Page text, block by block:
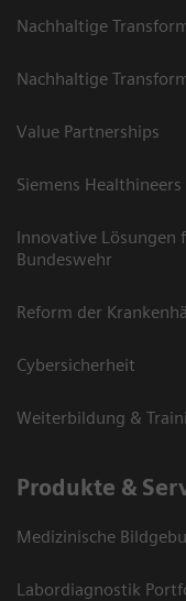
Nachhaltige
Nachhaltige
Value Partnerships
Siemens
Innovative Lösungen
Bundeswehr
Reform der
Cybersicherheit
Weiterbildung &
Produkte &
Medizinische
Labordiagnostik